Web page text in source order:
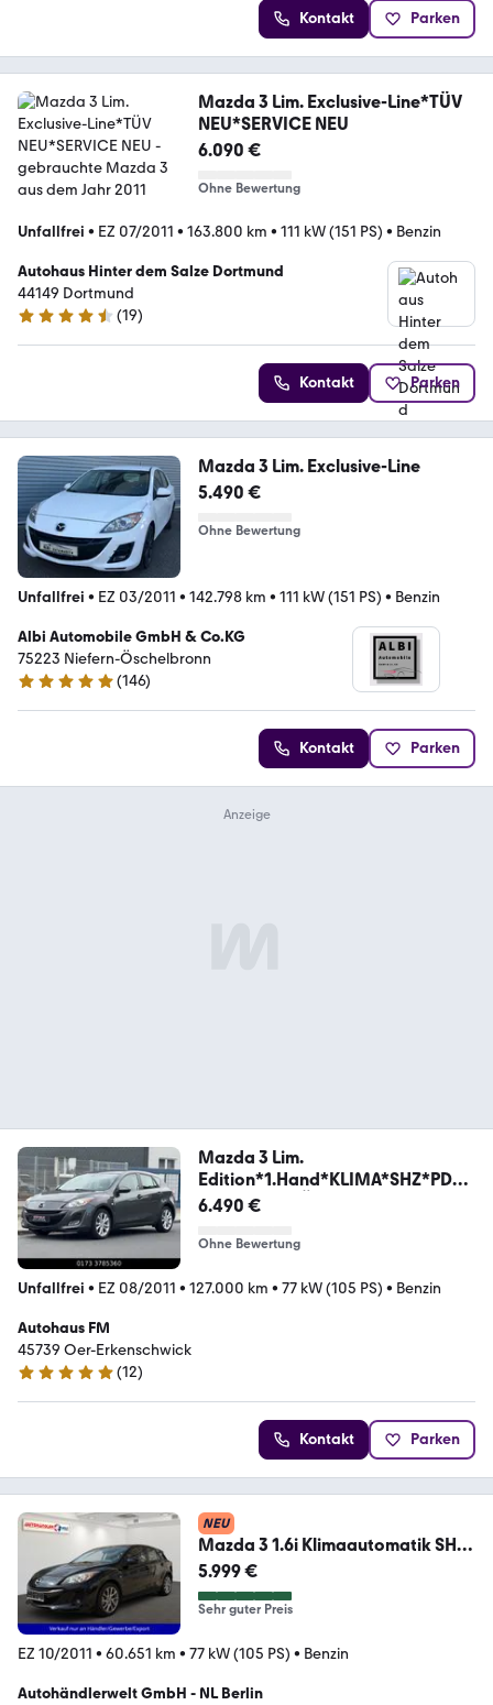
Kontakt Parken
Mazda 3 Lim. Exclusive-Line*TÜV
NEU*SERVICE NEU
6.090 €
Ohne Bewertung
Unfallfrei • EZ 07/2011 • 163.800 km • 111 kW (151 PS) • Benzin
Autohaus Hinter dem Salze Dortmund
44149 Dortmund
4.4 Sterne
(19)
Kontakt Parken
Mazda 3 Lim. Exclusive-Line
5.490 €
Ohne Bewertung
Unfallfrei • EZ 03/2011 • 142.798 km • 111 kW (151 PS) • Benzin
Albi Automobile GmbH & Co.KG
75223 Niefern-Öschelbronn
4.8 Sterne
(146)
Kontakt Parken
Mazda 3 Lim.
Edition*1.Hand*KLIMA*SHZ*PDC*
GEPFLEGT*TÜV
6.490 €
Ohne Bewertung
Unfallfrei • EZ 08/2011 • 127.000 km • 77 kW (105 PS) • Benzin
Autohaus FM
45739 Oer-Erkenschwick
4.8 Sterne
(12)
Kontakt Parken
NEU
Mazda 3 1.6i Klimaautomatik SHZ
PDC
5.999 €
Sehr guter Preis
EZ 10/2011 • 60.651 km • 77 kW (105 PS) • Benzin
Autohändlerwelt GmbH - NL Berlin